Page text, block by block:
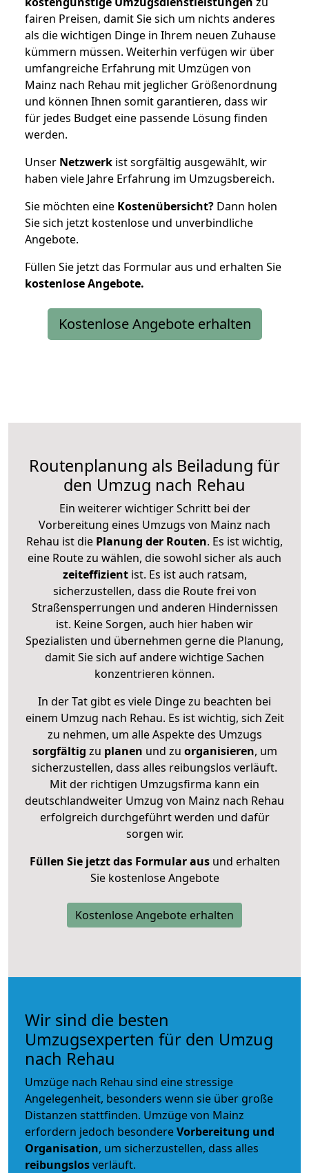
fairen Preisen, damit Sie sich um nichts anderes
als die wichtigen Dinge in Ihrem neuen Zuhause
kümmern müssen. Weiterhin verfügen wir über
umfangreiche Erfahrung mit Umzügen von
Mainz nach Rehau mit jeglicher Größenordnung
und können Ihnen somit garantieren, dass wir
für jedes Budget eine passende Lösung finden
werden.
Unser Netzwerk ist sorgfältig ausgewählt, wir
haben viele Jahre Erfahrung im Umzugsbereich.
Sie möchten eine Kostenübersicht? Dann holen
Sie sich jetzt kostenlose und unverbindliche
Angebote.
Füllen Sie jetzt das Formular aus und erhalten Sie
kostenloseAngebote.
Kostenlose Angebote erhalten
Routenplanung als Beiladung für
den Umzug nach Rehau
Ein weiterer wichtiger Schritt bei der
Vorbereitung eines Umzugs von Mainz nach
Rehau ist die Planung der Routen. Es ist wichtig,
eine Route zu wählen, die sowohl sicher als auch
zeiteffizientist. Es ist auch ratsam,
sicherzustellen, dass die Route frei von
Straßensperrungen und anderen Hindernissen
ist. Keine Sorgen, auch hier haben wir
Spezialisten und übernehmen gerne die Planung,
damit Sie sich auf andere wichtige Sachen
konzentrieren können.
In der Tat gibt es viele Dinge zu beachten bei
einem Umzug nach Rehau. Es ist wichtig, sich Zeit
zu nehmen, um alle Aspekte des Umzugs
sorgfältig zu planen und zu organisieren, um
sicherzustellen, dass alles reibungslos verläuft.
Mit der richtigen Umzugsfirma kann ein
deutschlandweiter Umzug von Mainz nach Rehau
erfolgreich durchgeführt werden und dafür
sorgen wir.
Füllen Sie jetzt das Formular ausund erhalten
Sie kostenlose Angebote
Kostenlose Angebote erhalten
Wir sind die besten
Umzugsexperten für den Umzug
nach Rehau
Umzüge nach Rehau sind eine stressige
Angelegenheit, besonders wenn sie über große
Distanzen stattfinden. Umzüge von Mainz
erfordern jedoch besondereVorbereitung und
Organisation, um sicherzustellen, dass alles
reibungslosverläuft.